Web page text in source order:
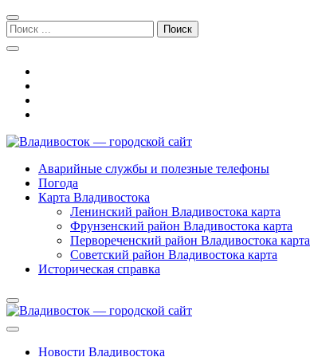
Перейти
к
навигации
Перейти
к
содержимому
Поиск:
Владивосток — городской сайт
Аварийные службы и полезные телефоны
Погода
Карта Владивостока
Ленинский район Владивостока карта
Фрунзенский район Владивостока карта
Первореченский район Владивостока карта
Советский район Владивостока карта
Историческая справка
Новости Владивостока